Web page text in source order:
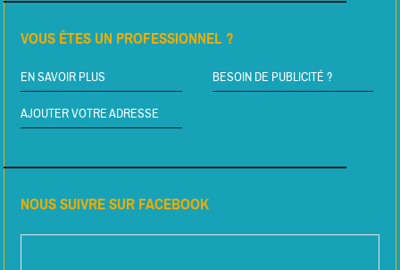
VOUS ÊTES UN PROFESSIONNEL ?
EN SAVOIR PLUS BESOIN DE PUBLICITÉ ?
AJOUTER VOTRE ADRESSE
NOUS SUIVRE SUR FACEBOOK